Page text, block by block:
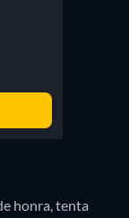
honra, tenta